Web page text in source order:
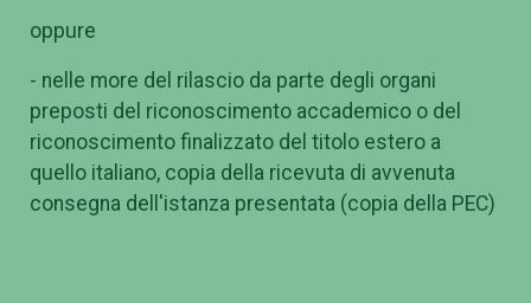
oppure
- nelle more del rilascio da parte degli organi
preposti del riconoscimento accademico o del
riconoscimento finalizzato del titolo estero a
quello italiano, copia della ricevuta di avvenuta
consegna dell'istanza presentata (copia della PEC)